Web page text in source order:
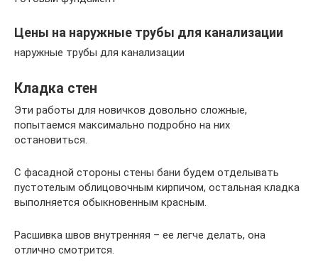
Цены на наружные трубы для канализации
наружные трубы для канализации
Кладка стен
Эти работы для новичков довольно сложные,
попытаемся максимально подробно на них
остановиться.
С фасадной стороны стены бани будем отделывать
пустотелым облицовочным кирпичом, остальная кладка
выполняется обыкновенным красным.
Расшивка швов внутренняя – ее легче делать, она
отлично смотрится.